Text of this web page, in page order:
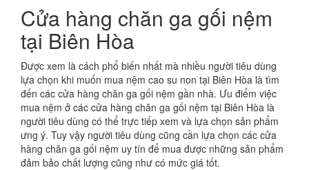
Cửa hàng chăn ga gối nệm
tại Biên Hòa
Được xem là cách phổ biến nhất mà nhiều người tiêu dùng
lựa chọn khi muốn mua nệm cao su non tại Biên Hòa là tìm
đến các cửa hàng chăn ga gối nệm gần nhà. Ưu điểm việc
mua nệm ở các cửa hàng chăn ga gối nệm tại Biên Hòa là
người tiêu dùng có thể trực tiếp xem và lựa chọn sản phẩm
ưng ý. Tuy vậy người tiêu dùng cũng cần lựa chọn các cửa
hàng chăn ga gối nệm uy tín để mua được những sản phẩm
đảm bảo chất lượng cũng như có mức giá tốt.